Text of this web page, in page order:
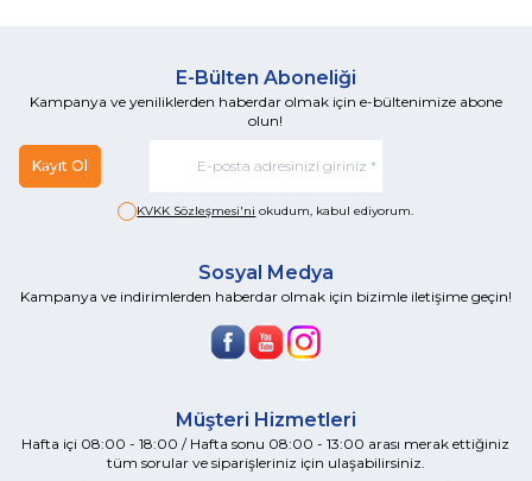
E-Bülten Aboneliği
Kampanya ve yeniliklerden haberdar olmak için e-bültenimize abone
olun!
Kayıt Ol
KVKK Sözleşmesi'ni okudum, kabul ediyorum.
Sosyal Medya
Kampanya ve indirimlerden haberdar olmak için bizimle iletişime geçin!
Müşteri Hizmetleri
Hafta içi 08:00 - 18:00 / Hafta sonu 08:00 - 13:00 arası merak ettiğiniz
tüm sorular ve siparişleriniz için ulaşabilirsiniz.